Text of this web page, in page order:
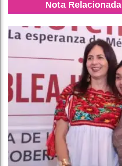
Nota Relacionada